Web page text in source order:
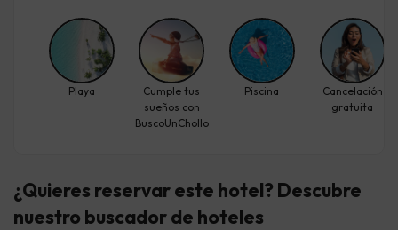
Playa
Cumple tus
sueños con
BuscoUnChollo
Piscina
Cancelación
gratuita
¿Quieres reservar este hotel? Descubre
nuestro buscador de hoteles